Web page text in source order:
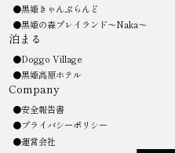
黒姫きゃんぷらんど
黒姫の森プレイランド〜Naka〜
泊まる
Doggo Village
黒姫高原ホテル
Company
安全報告書
プライバシーポリシー
運営会社